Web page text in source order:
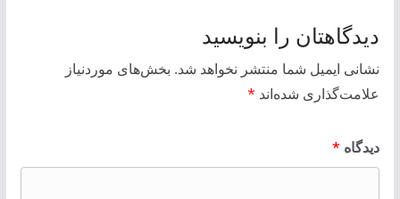
دیدگاهتان را بنویسید
نشانی ایمیل شما منتشر نخواهد شد. بخش‌های موردنیاز
علامت‌گذاری شده‌اند *
دیدگاه *